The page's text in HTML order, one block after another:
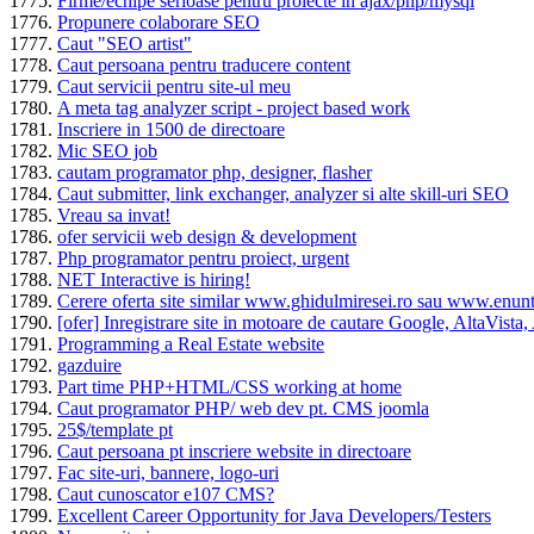
Propunere colaborare SEO
Caut "SEO artist"
Caut persoana pentru traducere content
Caut servicii pentru site-ul meu
A meta tag analyzer script - project based work
Inscriere in 1500 de directoare
Mic SEO job
cautam programator php, designer, flasher
Caut submitter, link exchanger, analyzer si alte skill-uri SEO
Vreau sa invat!
ofer servicii web design & development
Php programator pentru proiect, urgent
NET Interactive is hiring!
Cerere oferta site similar www.ghidulmiresei.ro sau
[ofer] Inregistrare site in motoare de cautare Google, AltaVista,
Programming a Real Estate website
gazduire
Part time PHP+HTML/CSS working at home
Caut programator PHP/ web dev pt. CMS joomla
25$/template pt
Caut persoana pt inscriere website in directoare
Fac site-uri, bannere, logo-uri
Caut cunoscator e107 CMS?
Excellent Career Opportunity for Java Developers/Testers